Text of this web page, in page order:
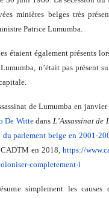
minières belges très
Patrice Lumumba.
également présents
n’était pas présent
de Lumumba en
De Wittedans L’Assassinat de
parlement belge en 2001-
en 2018, https://
completement-l
simplement les causes